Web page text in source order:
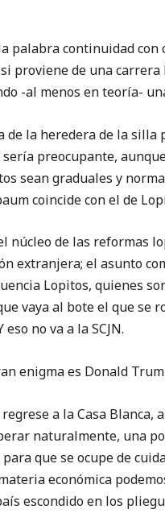
palabra continuidad
proviene de una
-al menos en teoría-
la heredera de la
sería preocupante,
sean graduales y
coincide con el de
núcleo de las reformas
extranjera; el asunto
Lopitos, quienes
vaya al bote el que
no va a la SCJN.
enigma es Donald
a la Casa
naturalmente, una
que se ocupe de
económica
escondido en los